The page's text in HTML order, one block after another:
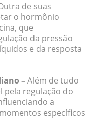
de suas
o hormônio
que
da pressão
e da resposta
–Além de tudo
pela regulação do
a
específicos